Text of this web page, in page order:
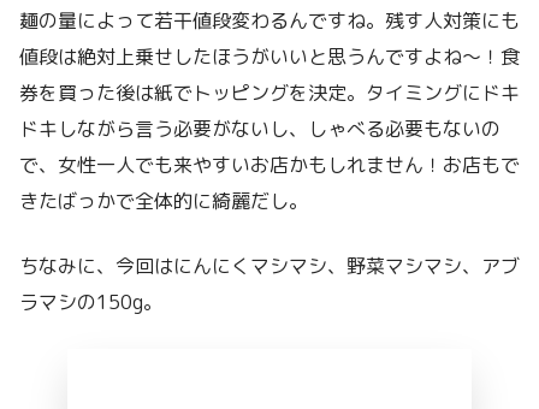
麺の量によって若干値段変わるんですね。残す人対策にも
値段は絶対上乗せしたほうがいいと思うんですよね〜！食
券を買った後は紙でトッピングを決定。タイミングにドキ
ドキしながら言う必要がないし、しゃべる必要もないの
で、女性一人でも来やすいお店かもしれません！お店もで
きたばっかで全体的に綺麗だし。
ちなみに、今回はにんにくマシマシ、野菜マシマシ、アブ
ラマシの150g。